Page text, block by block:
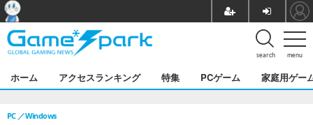
menu
search
ホーム アクセスランキング 特集 PCゲーム 家庭用ゲー
PC Windows